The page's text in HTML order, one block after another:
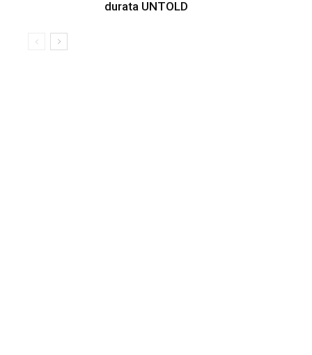
durata UNTOLD